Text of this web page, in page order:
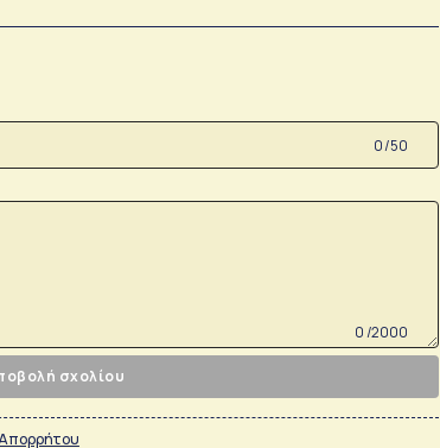
0 /50
0 /2000
σχολίου
Απορρήτου